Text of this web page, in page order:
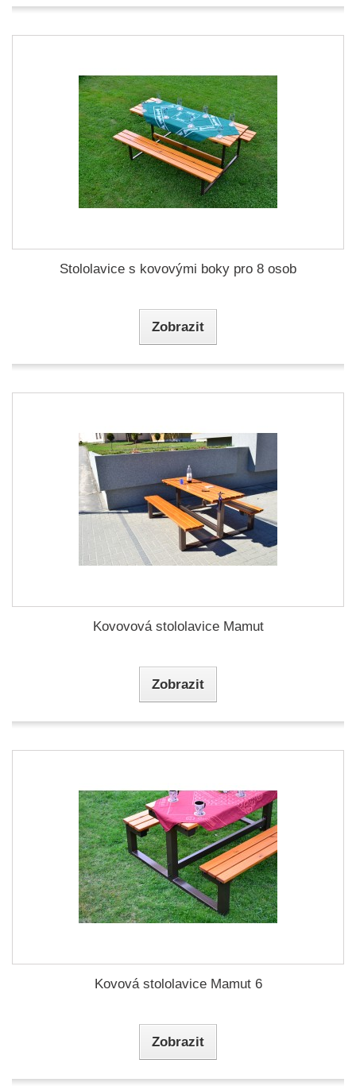
Stololavice s kovovými boky pro 8 osob
Zobrazit
Kovovová stololavice Mamut
Zobrazit
Kovová stololavice Mamut 6
Zobrazit